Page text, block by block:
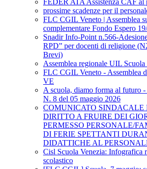
FEDER ATA Assistenza CAF al
prossime scadenze per il
FLC CGIL Veneto | Assemblea
complementare Fondo Espero
Snadir Info-Point n.566-
RPD” per docenti di religione
Brevi)
Assemblea regionale UIL Scuola
FLC CGIL Veneto - Assemblea
VE
A scuola, diamo forma al futuro
N. 8 del 05 maggio 2026
COMUNICATO SINDACALE
DIRITTO A FRUIRE DEI
PERMESSO PERSONALE/
DI FERIE SPETTANTI
DIDATTICHE AL
Cisl Scuola Venezia: Infografica
scolastico